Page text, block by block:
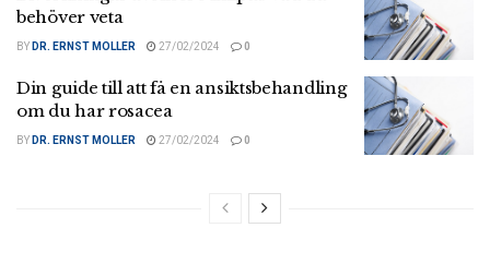
behöver veta
BY DR. ERNST MOLLER 27/02/2024 0
Din guide till att få en ansiktsbehandling
om du har rosacea
BY DR. ERNST MOLLER 27/02/2024 0